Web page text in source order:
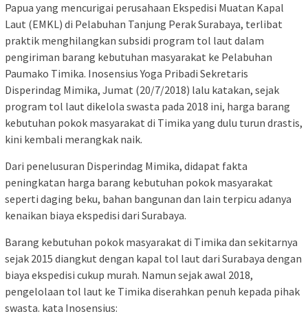
Papua yang mencurigai perusahaan Ekspedisi Muatan Kapal
Laut (EMKL) di Pelabuhan Tanjung Perak Surabaya, terlibat
praktik menghilangkan subsidi program tol laut dalam
pengiriman barang kebutuhan masyarakat ke Pelabuhan
Paumako Timika. Inosensius Yoga Pribadi Sekretaris
Disperindag Mimika, Jumat (20/7/2018) lalu katakan, sejak
program tol laut dikelola swasta pada 2018 ini, harga barang
kebutuhan pokok masyarakat di Timika yang dulu turun drastis,
kini kembali merangkak naik.
Dari penelusuran Disperindag Mimika, didapat fakta
peningkatan harga barang kebutuhan pokok masyarakat
seperti daging beku, bahan bangunan dan lain terpicu adanya
kenaikan biaya ekspedisi dari Surabaya.
Barang kebutuhan pokok masyarakat di Timika dan sekitarnya
sejak 2015 diangkut dengan kapal tol laut dari Surabaya dengan
biaya ekspedisi cukup murah. Namun sejak awal 2018,
pengelolaan tol laut ke Timika diserahkan penuh kepada pihak
swasta. kata Inosensius: